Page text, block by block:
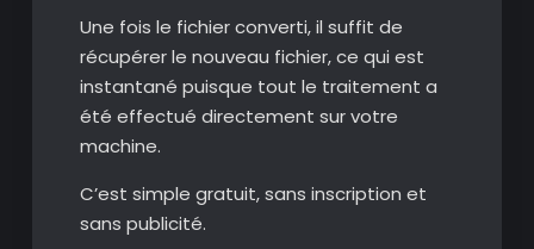
Une fois le fichier converti, il suffit de
récupérer le nouveau fichier, ce qui est
instantané puisque tout le traitement a
été effectué directement sur votre
machine.
C’est simple gratuit, sans inscription et
sans publicité.